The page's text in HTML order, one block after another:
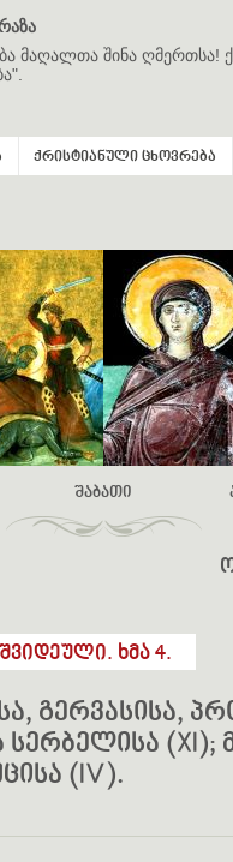
მაღალთა შინა ღმერთსა!
ქრისტიანული ცხოვრება
შაბათი
ხმა 4.
გერვასისა,
სერბელისა (XI);
(IV).